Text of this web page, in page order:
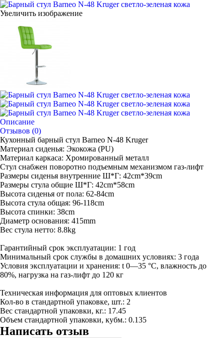
Увеличить изображение
Описание
Отзывов (0)
Кухонный барный стул Barneo N-48 Kruger
Материал сиденья: Экокожа (PU)
Материал каркаса: Хромированный металл
Стул снабжен поворотно подъемным механизмом газ-лифт
Размеры сиденья внутренние Ш*Г: 42cm*39cm
Размеры стула общие Ш*Г: 42cm*58cm
Высота сиденья от пола: 62-84cm
Высота стула общая: 96-118cm
Высота спинки: 38cm
Диаметр основания: 415mm
Вес стула нетто: 8.8kg
Гарантийный срок эксплуатации: 1 год
Минимальный срок службы в домашних условиях: 3 года
Условия эксплуатации и хранения: t 0—35 °С, влажность до
80%, нагрузка на газ-лифт до 120 кг
Техническая информация для оптовых клиентов
Кол-во в стандартной упаковке, шт.: 2
Вес стандартной упаковки, кг.: 17.45
Объем стандартной упаковки, кубм.: 0.135
Написать отзыв